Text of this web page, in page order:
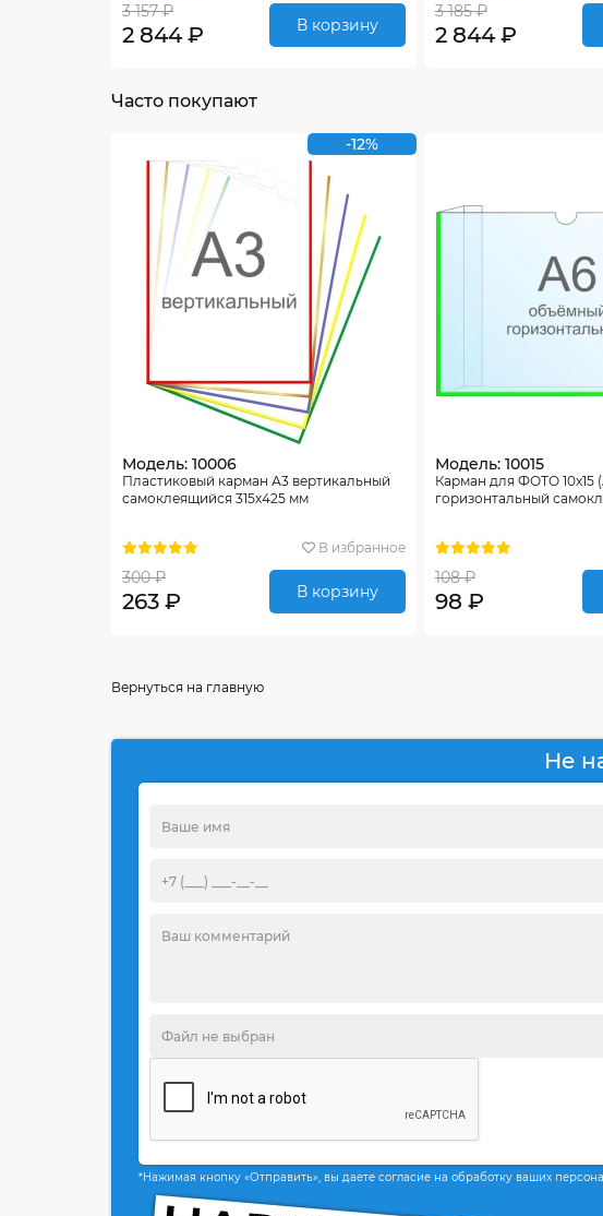
3 157 ₽
2 844 ₽ В корзину
3 185 ₽
2 844 ₽
Часто покупают
-12%
Модель: 10006
Пластиковый карман А3 вертикальный
самоклеящийся 315х425 мм
В избранное
300 ₽
263 ₽ В корзину
Модель: 10015
Карман для ФОТО 10х15
горизонтальный
108 ₽
98 ₽
Вернуться на главную
Не
*Нажимая кнопку «Отправить», вы даете согласие на обработку ваших